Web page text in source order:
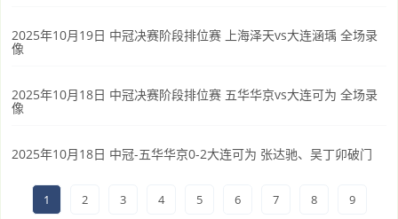
2025年10月19日 中冠决赛阶段排位赛 上海泽天vs大连涵瑀 全场录
像
2025年10月18日 中冠决赛阶段排位赛 五华华京vs大连可为 全场录
像
2025年10月18日 中冠-五华华京0-2大连可为 张达驰、吴丁卯破门
1 2 3 4 5 6 7 8 9